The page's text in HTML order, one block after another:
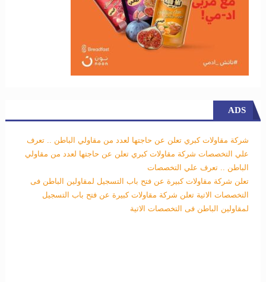
ADS
شركة مقاولات كبري تعلن عن حاجتها لعدد من مقاولي الباطن .. تعرف
علي التخصصات شركة مقاولات كبري تعلن عن حاجتها لعدد من مقاولي
الباطن .. تعرف علي التخصصات
تعلن شركة مقاولات كبيرة عن فتح باب التسجيل لمقاولين الباطن فى
التخصصات الاتية تعلن شركة مقاولات كبيرة عن فتح باب التسجيل
لمقاولين الباطن فى التخصصات الاتية